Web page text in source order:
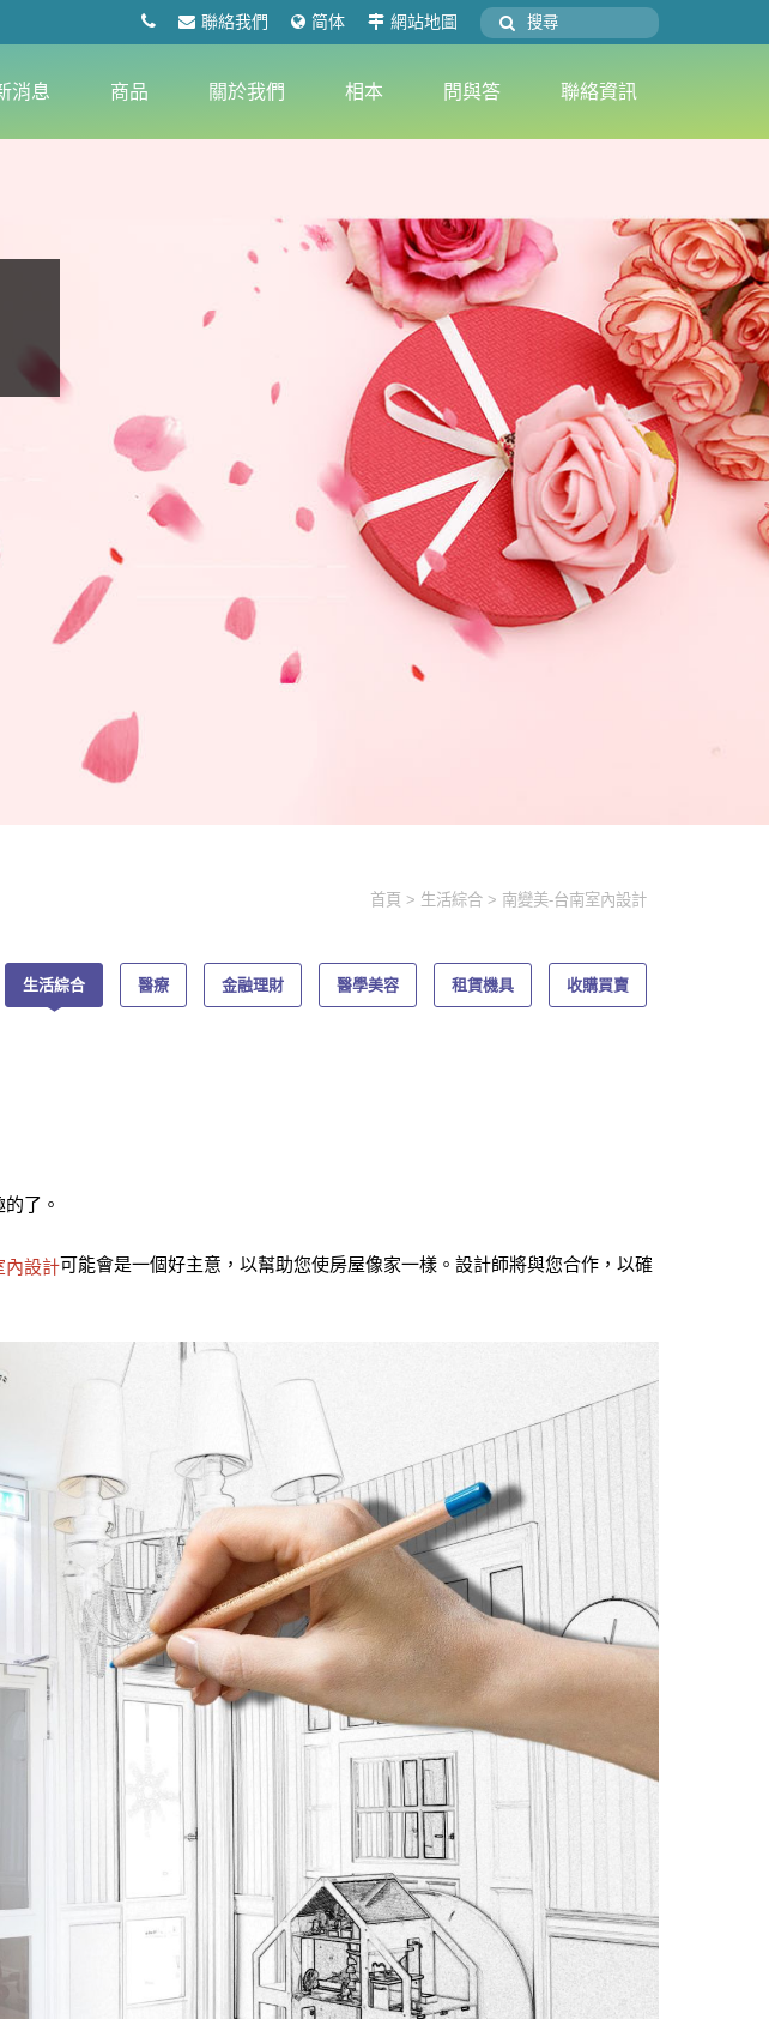
聯絡我們 简体 網站地圖
消息 商品 關於我們 相本 問與答 聯絡資訊
首頁 生活綜合 南變美-台南室內設計
生活綜合 醫療 金融理財 醫學美容 租賃機具 收購買賣
了。
內設計可能會是一個好主意，以幫助您使房屋像家一樣。設計師將與您合作，以確